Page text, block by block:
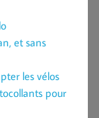
et sans
les vélos
pour